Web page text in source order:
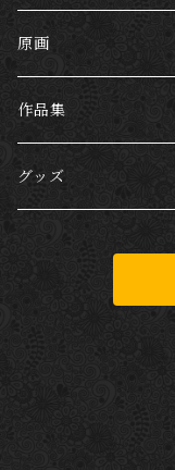
原画
哺乳類
犬
爬虫類
作品集
グッズ